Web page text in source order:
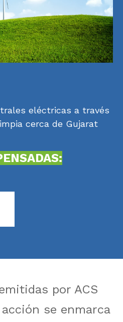
eléctricas a través
cerca de Gujarat
por ACS
se enmarca